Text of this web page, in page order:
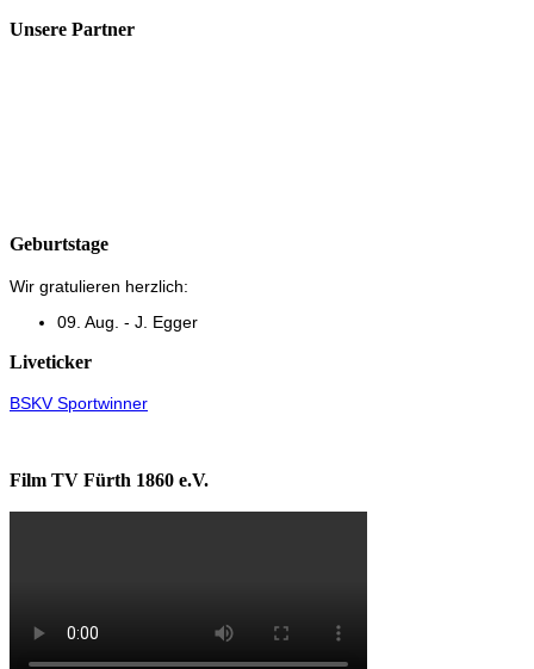
Unsere Partner
Geburtstage
Wir gratulieren herzlich:
09. Aug. - J. Egger
Liveticker
BSKV Sportwinner
Film TV Fürth 1860 e.V.